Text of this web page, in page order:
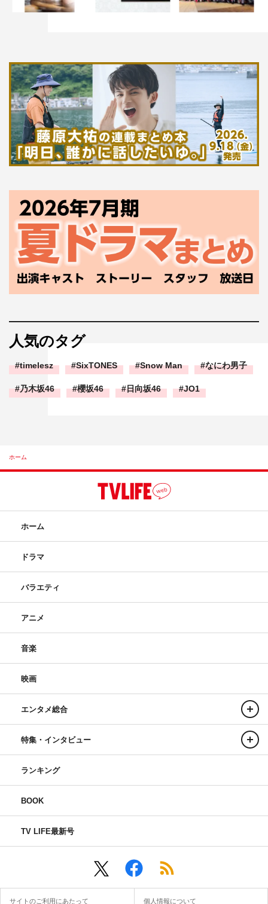
人気のタグ
timelesz SixTONES Snow Man なにわ男子
乃木坂46 櫻坂46 日向坂46 JO1
ホーム
ホーム
ドラマ
バラエティ
アニメ
音楽
映画
エンタメ総合
特集・インタビュー
ランキング
BOOK
TV LIFE最新号
サイトのご利用にあたって 個人情報について